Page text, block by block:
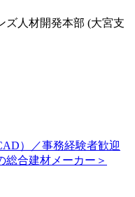
ズ人材開発本部 (大宮支
）／事務経験者歓迎
合建材メーカー＞